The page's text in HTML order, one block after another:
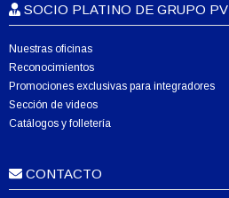
SOCIO PLATINO DE GRUPO PV
Nuestras oficinas
Reconocimientos
Promociones exclusivas para integradores
Sección de videos
Catálogos y folletería
CONTACTO